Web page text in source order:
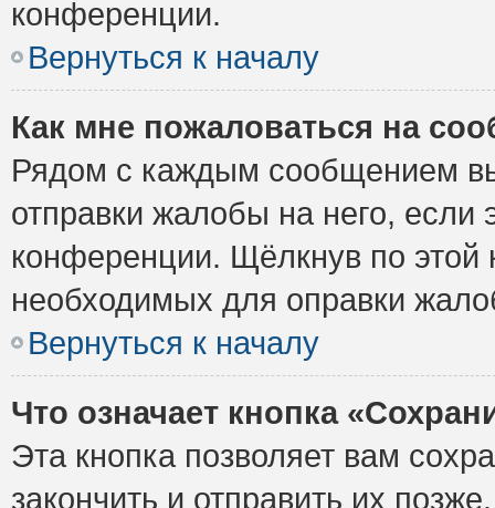
конференции.
Вернуться к началу
Как мне пожаловаться на
Рядом с каждым сообщением
отправки жалобы на него,
конференции. Щёлкнув по этой
необходимых для оправки
Вернуться к началу
Что означает кнопка
Эта кнопка позволяет вам
закончить и отправить их